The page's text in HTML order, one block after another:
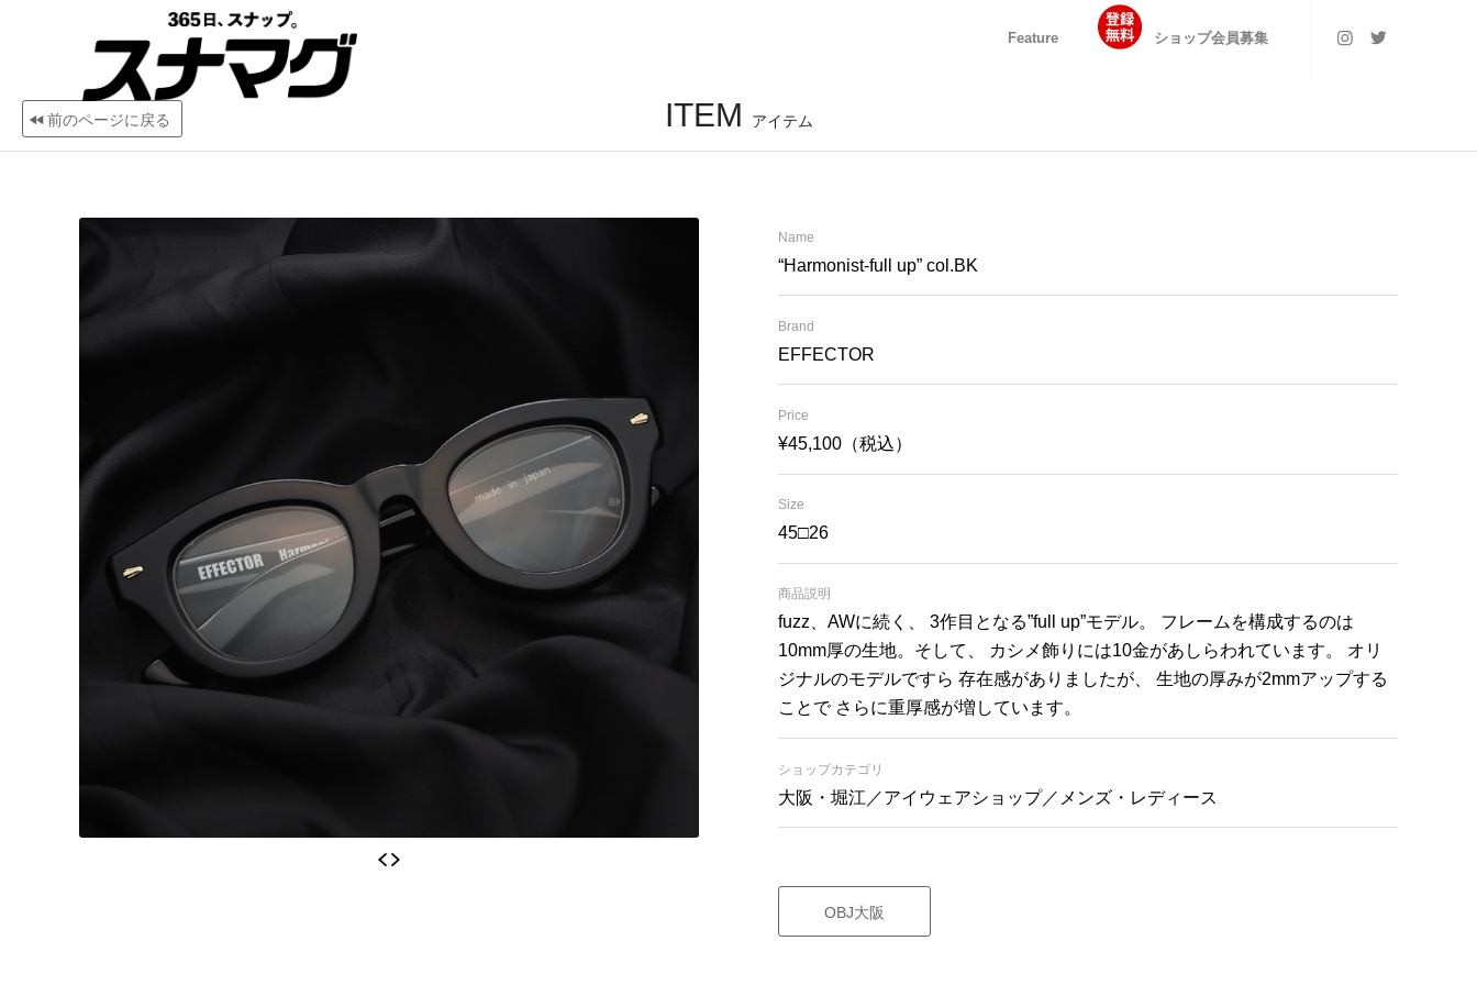
Feature ショップ会員募集
前のページに戻る ITEM アイテム
Name
“Harmonist-full up” col.BK
Brand
EFFECTOR
Price
¥45,100（税込）
Size
45□26
商品説明
fuzz、AWに続く、 3作目となる”full up”モデル。 フレームを構成するのは
10mm厚の生地。そして、 カシメ飾りには10金があしらわれています。 オリ
ジナルのモデルですら 存在感がありましたが、 生地の厚みが2mmアップする
ことで さらに重厚感が増しています。
ショップカテゴリ
大阪・堀江／アイウェアショップ／メンズ・レディース
OBJ大阪